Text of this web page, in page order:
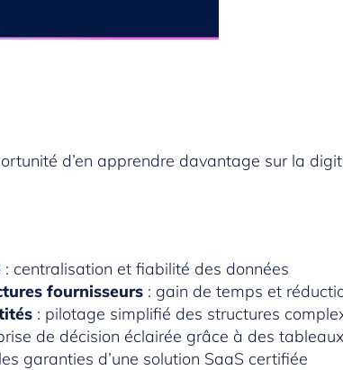
d’en apprendre davantage sur la
: centralisation et fiabilité des données
fournisseurs : gain de temps et
: pilotage simplifié des structures
de décision éclairée grâce à des
garanties d’une solution SaaS certifiée